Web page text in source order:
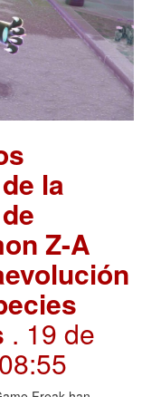
la
Z-A
. 19 de